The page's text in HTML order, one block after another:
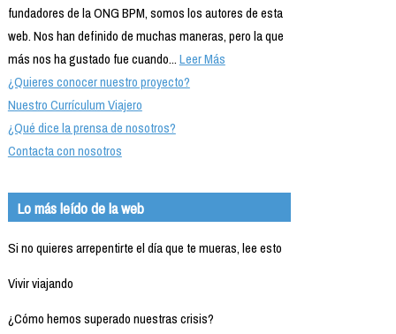
fundadores de la ONG BPM, somos los autores de esta
web. Nos han definido de muchas maneras, pero la que
más nos ha gustado fue cuando...Leer Más
¿Quieres conocer nuestro proyecto?
Nuestro Currículum Viajero
¿Qué dice la prensa de nosotros?
Contacta con nosotros
Lo más leído de la web
Si no quieres arrepentirte el día que te mueras, lee esto
Vivir viajando
¿Cómo hemos superado nuestras crisis?